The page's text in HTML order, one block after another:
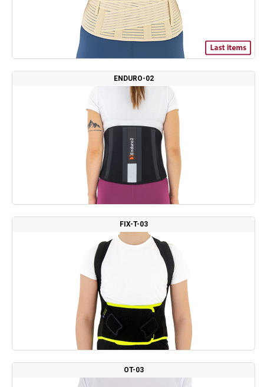
ENDURO-02
FIX-T-03
OT-03